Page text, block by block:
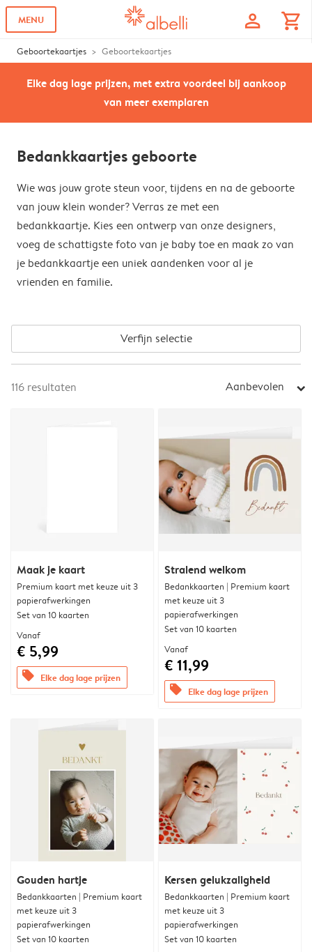
MENU profile shopping_cart
Geboortekaartjes Geboortekaartjes
Elke dag lage prijzen, met extra voordeel bij aankoop
van meer exemplaren
Bedankkaartjes geboorte
Wie was jouw grote steun voor, tijdens en na de geboorte
van jouw klein wonder? Verras ze met een
bedankkaartje. Kies een ontwerp van onze designers,
voeg de schattigste foto van je baby toe en maak zo van
je bedankkaartje een uniek aandenken voor al je
vrienden en familie.
Verfijn selectie
116 resultaten Aanbevolen arrow_right
Maak je kaart
Premium kaart met keuze uit 3
papierafwerkingen
Set van 10 kaarten
Vanaf
€ 5,99
offers Elke dag lage prijzen
Stralend welkom
Bedankkaarten | Premium kaart
met keuze uit 3
papierafwerkingen
Set van 10 kaarten
Vanaf
€ 11,99
offers Elke dag lage prijzen
Gouden hartje
Bedankkaarten | Premium kaart
met keuze uit 3
papierafwerkingen
Set van 10 kaarten
Kersen gelukzaligheid
Bedankkaarten | Premium kaart
met keuze uit 3
papierafwerkingen
Set van 10 kaarten